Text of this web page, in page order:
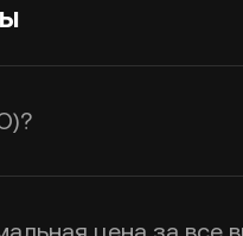
реального
цену